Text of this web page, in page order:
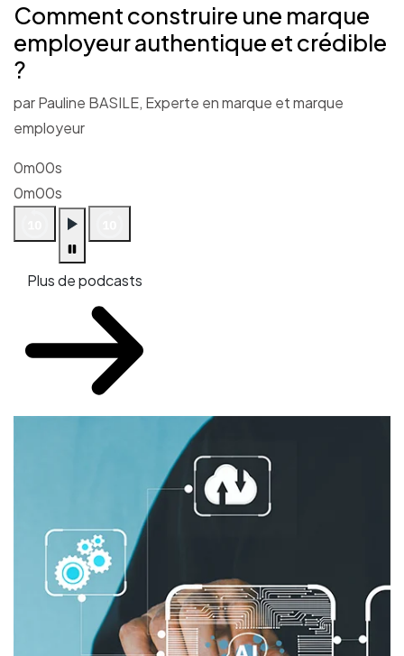
Comment construire une marque
employeur authentique et crédible
?
par Pauline BASILE, Experte en marque et marque
employeur
0m00s
0m00s
Plus de podcasts